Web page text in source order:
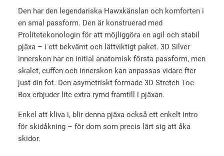
e
t
v
a
r
:
4
9
ä
r
:
3
5
9
k
r
a
8
5
W
G
W
(
2
Den har den legendariska Hawxkänslan och komforten i
en smal passform. Den är konstruerad med
Prolitetekonologin för att möjliggöra en agil och stabil
pjäxa – i ett bekvämt och lättviktigt paket. 3D Silver
innerskon har en initial anatomisk första passform, men
skalet, cuffen och innerskon kan anpassas vidare fter
just din fot. Den asymetriskt formade 3D Stretch Toe
Box erbjuder lite extra rymd framtill i pjäxan.
Enkel att kliva i, blir denna pjäxa också ett enkelt intro
för skidåkning – för dom som precis lärt sig att åka
skidor.